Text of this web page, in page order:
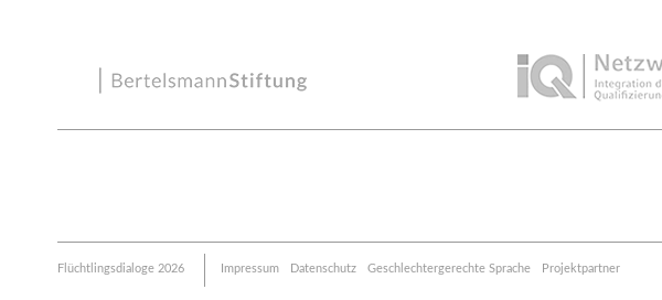
Flüchtlingsdialoge 2026 Impressum Datenschutz Geschlechtergerechte Sprache Projektpartner